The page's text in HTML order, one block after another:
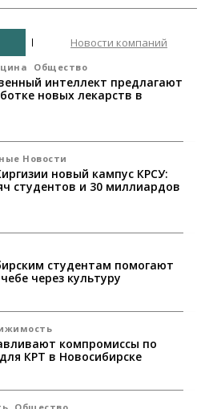
Новости компаний
Общество
интеллект предлагают
новых лекарств в
Новости
новый кампус КРСУ:
студентов и 30 миллиардов
студентам помогают
через культуру
компромиссы по
КРТ в Новосибирске